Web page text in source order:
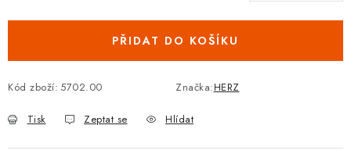
Hodnocení obchodu 🚚 Stav objednávky
Doprava a platba
PŘIDAT DO KOŠÍKU
Kód zboží: 5702.00 Značka:HERZ
Tisk Zeptat se Hlídat